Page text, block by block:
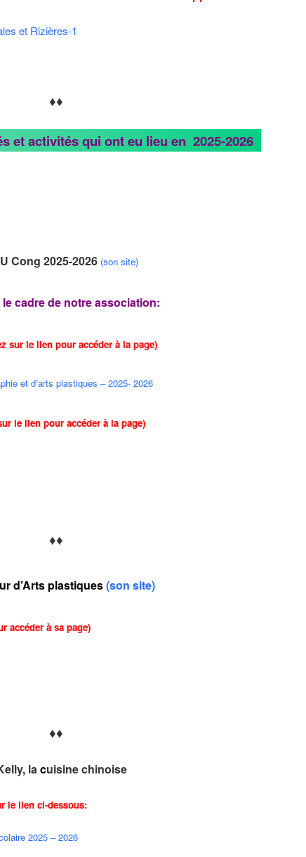
et Rizières-1
♦♦
et activités qui ont eu lieu en 2025-2026
Cong 2025-2026 (son site)
cadre de notre association:
sur le lien pour accéder à la page)
et d’arts plastiques – 2025- 2026
le lien pour accéder à la page)
♦♦
d’Arts plastiques(son site)
accéder à sa page)
♦♦
lacuisine chinoise
le lien ci-dessous:
2025 – 2026